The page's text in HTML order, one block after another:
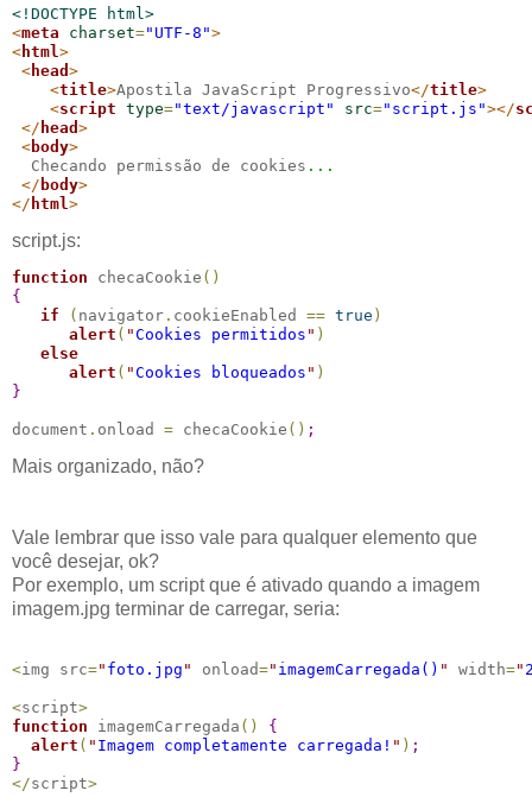
<!DOCTYPE html>
<meta charset="UTF-8">
< html>
< head >
<title>Apostila JavaScript Progressivo</title>
<script type="text/javascript" src="script.js"></
</ head >
<body>
  Checando permissão de cookies
...
</ body>
</ html>
script.js:
function checaCookie ( )
{
if
( navigator . cookieEnabled == true )
alert ( "Cookies permitidos " )
else
alert ( "Cookies bloqueados " )
}
document . onload = checaCookie ( ) ;
Mais organizado, não?
Vale lembrar que isso vale para qualquer elemento que
você desejar, ok?
Por exemplo, um script que é ativado quando a imagem
imagem.jpg terminar de carregar, seria:
<img src=" foto.jpg " onload=" imagemCarregada() " width="
<script>
function imagemCarregada ( )
{
alert ( " Imagem completamente carregada! " ) ;
}
</script>